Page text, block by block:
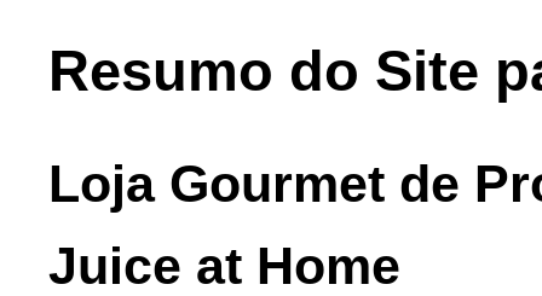
Resumo do Site
Loja Gourmet de
Juice at Home